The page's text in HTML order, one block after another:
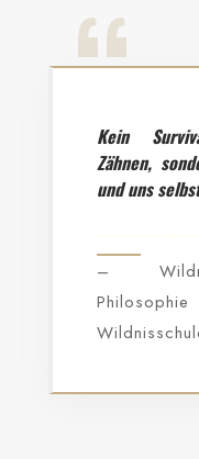
Kein
Zähnen,
und uns
–